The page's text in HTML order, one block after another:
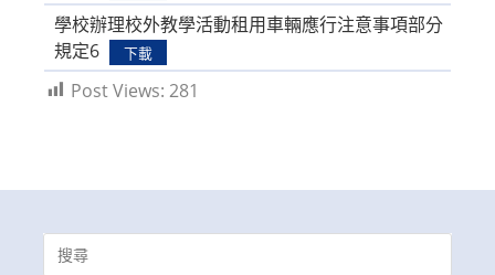
學校辦理校外教學活動租用車輛應行注意事項部分
規定6
下載
Post Views: 281
Search
for: